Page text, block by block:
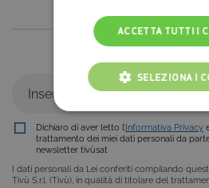
Dichiaro di aver letto l’Informativa Privacy
trattamento dei miei dati personali da
newsletter tivùsat
I dati personali da Lei conferiti compilando
Tivù S.r.l. (Tivù), in qualità di titolare del
ACCETTA TUTTI I
SELEZIONA I
COOKIE TECNICI
COOKIE ANALITICI
COOKIE DI